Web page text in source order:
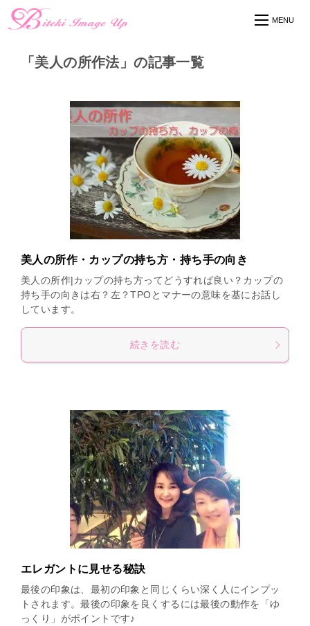
「美人の所作法」の記事一覧
美人の所作・カップの持ち方・持ち手の向き
美人の所作|カップの持ち方ってどうすれば良い？カップの
持ち手の向きは右？左？TPOとマナーの意味を基にお話し
しています。
続きを読む
エレガントに見せる秘訣
最後の印象は、最初の印象と同じくらい深く人にインプッ
トされます。最後の印象を良くするには最後の動作を「ゆ
っくり」がポイントです♪